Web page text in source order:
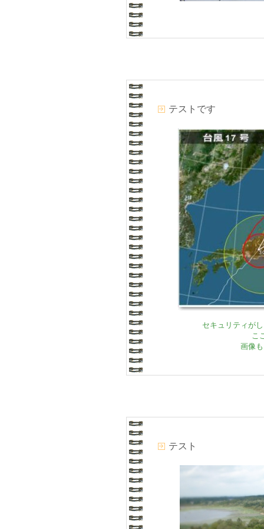
テストです
セキュリティが
こ
画像
テスト